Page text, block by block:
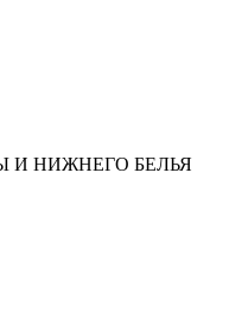
И НИЖНЕГО БЕЛЬЯ